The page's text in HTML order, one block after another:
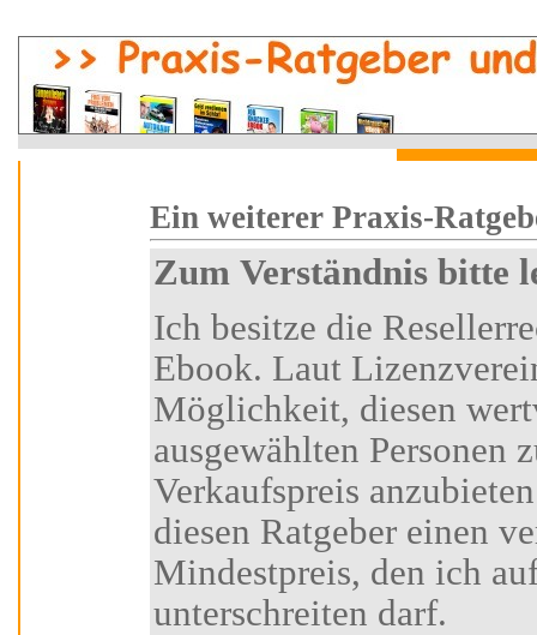
Ein weiterer
Zum Verständnis bitte
Ich besitze die Resellerrechte an diesem Ratgeber-
Ebook. Laut Lizenzvereinbarung habe ich die
Möglichkeit, diesen wertvollen Ratgeber
ausgewählten Personen
Verkaufspreis
diesen Ratgeber einen vertraglich festgelegten
Mindestpreis, den ich auf keinen Fall
unterschreiten darf.